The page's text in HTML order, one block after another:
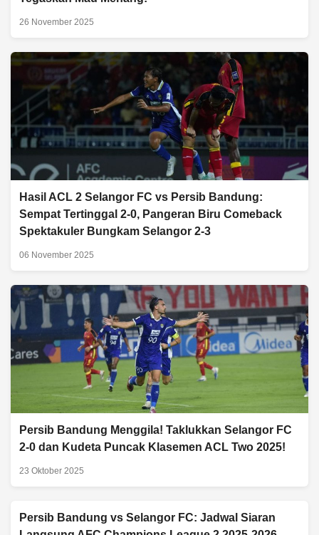
26 November 2025
Hasil ACL 2 Selangor FC vs Persib Bandung:
Sempat Tertinggal 2-0, Pangeran Biru Comeback
Spektakuler Bungkam Selangor 2-3
06 November 2025
Persib Bandung Menggila! Taklukkan Selangor FC
2-0 dan Kudeta Puncak Klasemen ACL Two 2025!
23 Oktober 2025
Persib Bandung vs Selangor FC: Jadwal Siaran